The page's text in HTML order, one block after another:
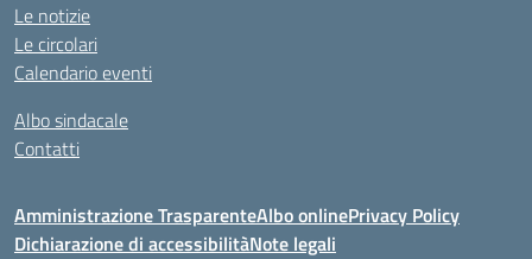
Le notizie
Le circolari
Calendario eventi
Albo sindacale
Contatti
Amministrazione TrasparenteAlbo onlinePrivacy Policy
Dichiarazione di accessibilitàNote legali